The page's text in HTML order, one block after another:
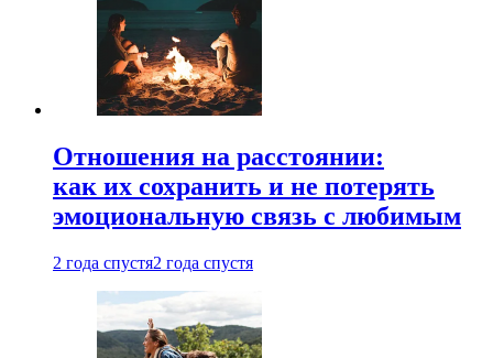
Отношения на расстоянии:
как их сохранить и не потерять
эмоциональную связь с любимым
2 года спустя2 года спустя